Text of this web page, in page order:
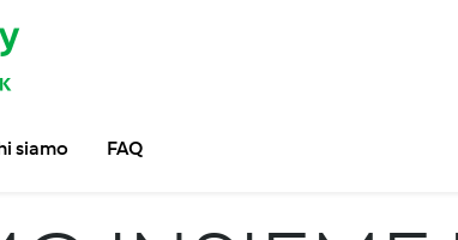
siamo FAQ